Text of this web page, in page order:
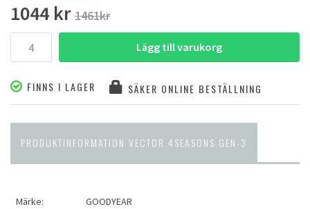
1044 kr 1461kr
Lägg till varukorg
FINNS I LAGER SÄKER ONLINE BESTÄLLNING
PRODUKTINFORMATION VECTOR 4SEASONS GEN-3
Märke: GOODYEAR